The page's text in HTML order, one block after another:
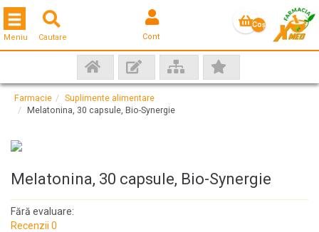
Cautare Cont
Coş
Toggle navigation
Meniu
Farmacie
Suplimente alimentare
Melatonina, 30 capsule, Bio-Synergie
Melatonina, 30 capsule, Bio-Synergie
Fără evaluare:
Recenzii 0